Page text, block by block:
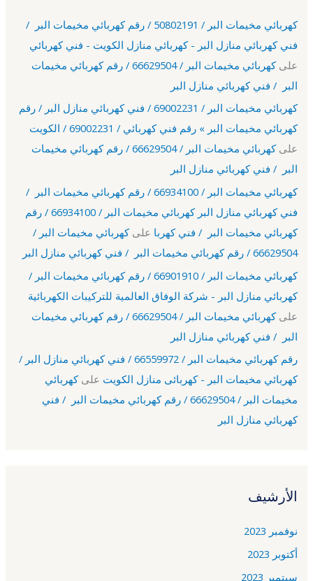
كهربائي مخيمات البر / 50802191 / رقم كهربائي مخيمات البر /
فني كهربائي منازل البر - كهربائي منازل الكويت - فني كهربائي
على
كهربائي مخيمات البر / 66629504 / رقم كهربائي مخيمات
البر / فني كهربائي منازل البر
كهربائي مخيمات البر / 69002231 / فني كهربائي منازل البر / رقم
كهربائي مخيمات البر » رقم فني كهربائي / 69002231 / الكويت
على
كهربائي مخيمات البر / 66629504 / رقم كهربائي مخيمات
البر / فني كهربائي منازل البر
كهربائي مخيمات البر / 66934100 / رقم كهربائي مخيمات البر /
فني كهربائي منازل البر كهربائي مخيمات البر / 66934100 / رقم
كهربائي مخيمات البر / فني كهربا علىكهربائي مخيمات البر /
66629504 / رقم كهربائي مخيمات البر / فني كهربائي منازل البر
كهربائي مخيمات البر / 66901910 / رقم كهربائي مخيمات البر /
كهربائي منازل البر - شركة الوفاق العالمية للتركيبات الكهربائية
على
كهربائي مخيمات البر / 66629504 / رقم كهربائي مخيمات
البر / فني كهربائي منازل البر
رقم كهربائي مخيمات البر / 66559972 / فني كهربائي منازل البر /
كهربائي مخيمات البر - كهربائى منازل الكويت علىكهربائي
مخيمات البر / 66629504 / رقم كهربائي مخيمات البر / فني
كهربائي منازل البر
الأرشيف
نوفمبر 2023
أكتوبر 2023
سبتمبر 2023